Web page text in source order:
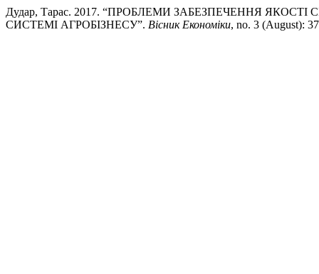
Дудар, Тарас. 2017. “ПРОБЛЕМИ ЗАБЕЗПЕЧЕННЯ
СИСТЕМІ АГРОБІЗНЕСУ”. Вісник Економіки, no. 3 (August):